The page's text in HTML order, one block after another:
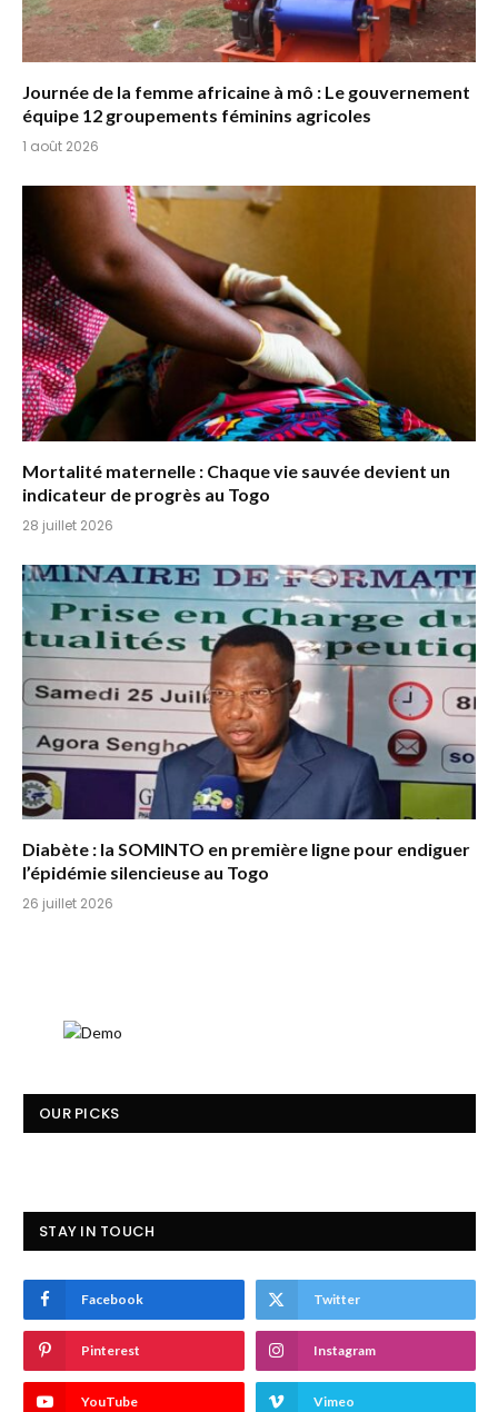
Journée de la femme africaine à mô : Le gouvernement
équipe 12 groupements féminins agricoles
1 août 2026
Mortalité maternelle : Chaque vie sauvée devient un
indicateur de progrès au Togo
28 juillet 2026
Diabète : la SOMINTO en première ligne pour endiguer
l’épidémie silencieuse au Togo
26 juillet 2026
OUR PICKS
STAY IN TOUCH
Facebook Twitter
Pinterest Instagram
YouTube Vimeo